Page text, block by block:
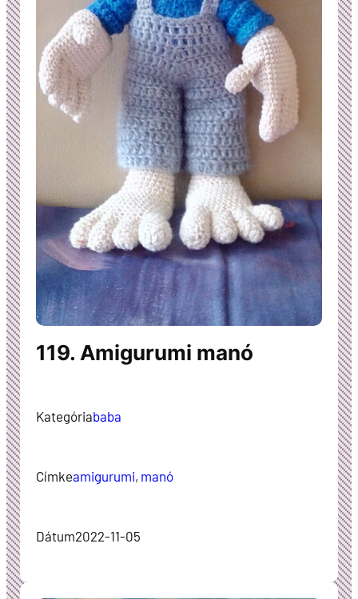
119. Amigurumi manó
Kategóriababa
Címkeamigurumi, manó
Dátum2022-11-05